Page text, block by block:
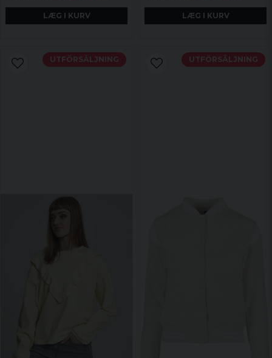
LÆG I KURV LÆG I KURV
UTFÖRSÄLJNING UTFÖRSÄLJNING